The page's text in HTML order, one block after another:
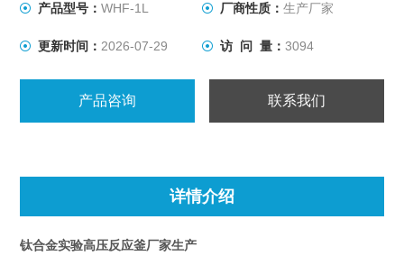
产品型号：WHF-1L 厂商性质： 生产厂家
更新时间： 2026-07-29 访 问 量： 3094
产品咨询 联系我们
详情介绍
钛合金实验高压反应釜厂家生产